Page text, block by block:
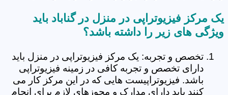
یک مرکز فیزیوتراپی در منزل در گناباد باید
ویژگی های زیر را داشته باشد؟
تخصص و تجربه: یک مرکز فیزیوتراپی در منزل باید
دارای تخصص و تجربه کافی در زمینه فیزیوتراپی
باشد. فیزیوتراپیست هایی که در این مرکز کار می
کنند باید دارای مدارک و مجوزهای لازم برای انجام